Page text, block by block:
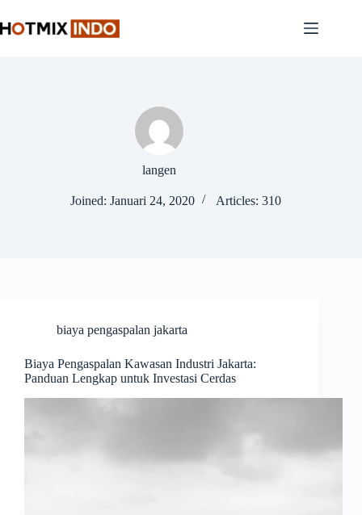
to
content
langen
Joined: Januari 24, 2020 Articles: 310
biaya pengaspalan jakarta
Biaya Pengaspalan Kawasan Industri Jakarta:
Panduan Lengkap untuk Investasi Cerdas